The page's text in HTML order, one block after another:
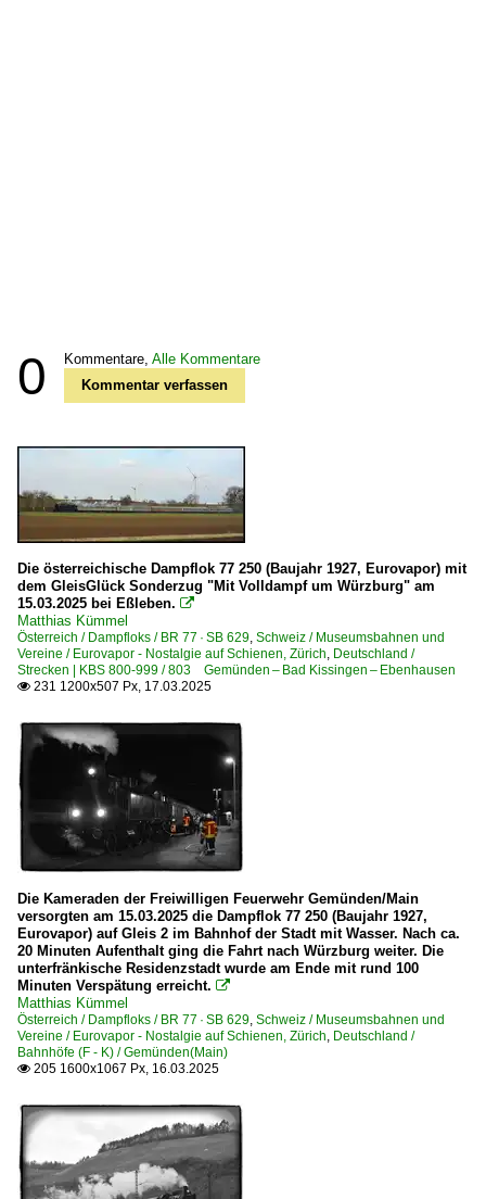
0 Kommentare, Alle Kommentare
Kommentar verfassen
Die österreichische Dampflok 77 250 (Baujahr 1927, Eurovapor) mit
dem GleisGlück Sonderzug "Mit Volldampf um Würzburg" am
15.03.2025 bei Eßleben. 
Matthias Kümmel
Österreich / Dampfloks / BR 77 · SB 629 Schweiz / Museumsbahnen und
Vereine / Eurovapor - Nostalgie auf Schienen, Zürich Deutschland /
Strecken | KBS 800-999 / 803 Gemünden – Bad Kissingen – Ebenhausen
 231 1200x507 Px, 17.03.2025
Die Kameraden der Freiwilligen Feuerwehr Gemünden/Main
versorgten am 15.03.2025 die Dampflok 77 250 (Baujahr 1927,
Eurovapor) auf Gleis 2 im Bahnhof der Stadt mit Wasser. Nach ca.
20 Minuten Aufenthalt ging die Fahrt nach Würzburg weiter. Die
unterfränkische Residenzstadt wurde am Ende mit rund 100
Minuten Verspätung erreicht. 
Matthias Kümmel
Österreich / Dampfloks / BR 77 · SB 629 Schweiz / Museumsbahnen und
Vereine / Eurovapor - Nostalgie auf Schienen, Zürich Deutschland /
Bahnhöfe (F - K) / Gemünden(Main)
 205 1600x1067 Px, 16.03.2025